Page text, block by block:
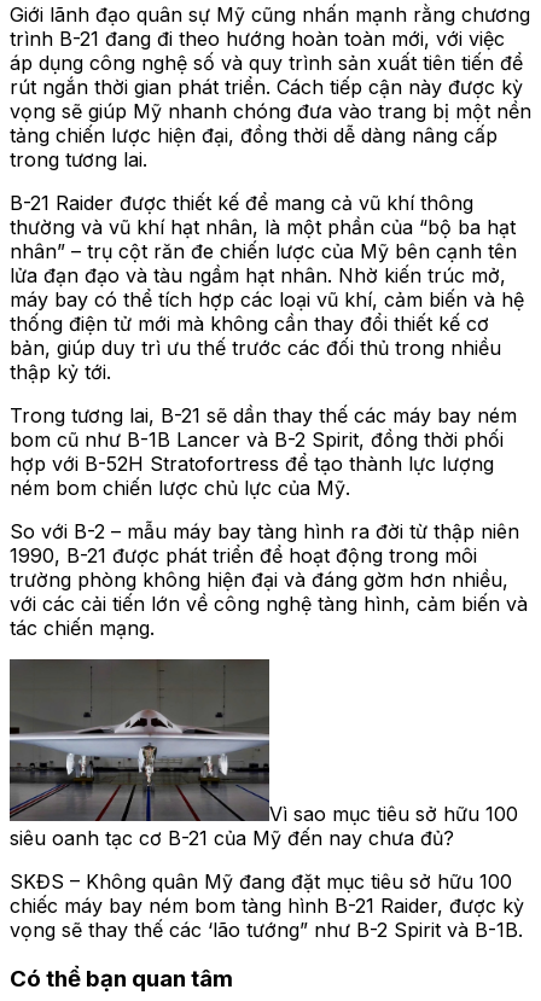
Giới lãnh đạo quân sự Mỹ cũng nhấn mạnh rằng chương
trình B-21 đang đi theo hướng hoàn toàn mới, với việc
áp dụng công nghệ số và quy trình sản xuất tiên tiến để
rút ngắn thời gian phát triển. Cách tiếp cận này được kỳ
vọng sẽ giúp Mỹ nhanh chóng đưa vào trang bị một nền
tảng chiến lược hiện đại, đồng thời dễ dàng nâng cấp
trong tương lai.
B-21 Raider được thiết kế để mang cả vũ khí thông
thường và vũ khí hạt nhân, là một phần của “bộ ba hạt
nhân” – trụ cột răn đe chiến lược của Mỹ bên cạnh tên
lửa đạn đạo và tàu ngầm hạt nhân. Nhờ kiến trúc mở,
máy bay có thể tích hợp các loại vũ khí, cảm biến và hệ
thống điện tử mới mà không cần thay đổi thiết kế cơ
bản, giúp duy trì ưu thế trước các đối thủ trong nhiều
thập kỷ tới.
Trong tương lai, B-21 sẽ dần thay thế các máy bay ném
bom cũ như B-1B Lancer và B-2 Spirit, đồng thời phối
hợp với B-52H Stratofortress để tạo thành lực lượng
ném bom chiến lược chủ lực của Mỹ.
So với B-2 – mẫu máy bay tàng hình ra đời từ thập niên
1990, B-21 được phát triển để hoạt động trong môi
trường phòng không hiện đại và đáng gờm hơn nhiều,
với các cải tiến lớn về công nghệ tàng hình, cảm biến và
tác chiến mạng.
Vì sao mục tiêu sở hữu 100
siêu oanh tạc cơ B-21 của Mỹ đến nay chưa đủ?
SKĐS – Không quân Mỹ đang đặt mục tiêu sở hữu 100
chiếc máy bay ném bom tàng hình B-21 Raider, được kỳ
vọng sẽ thay thế các ‘lão tướng” như B-2 Spirit và B-1B.
Có thể bạn quan tâm